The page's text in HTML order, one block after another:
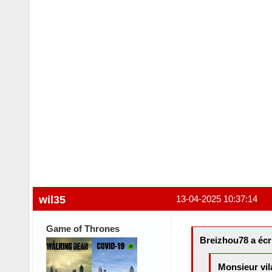
13-04-2025 10:37:14
wil35
Game of Thrones
Breizhou78 a
Monsieur